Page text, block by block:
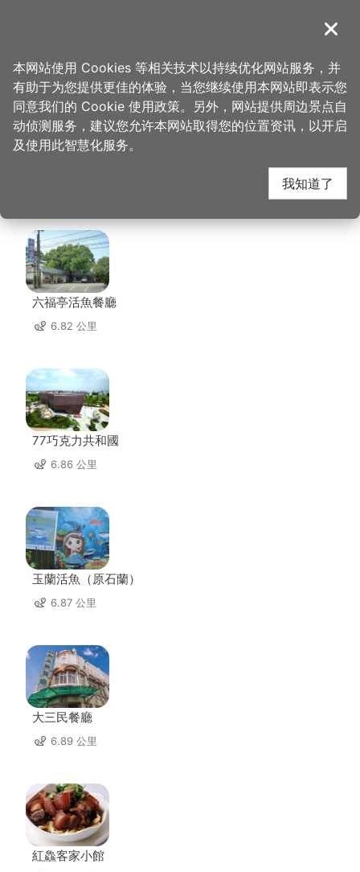
導覽
首页 > 想去的地方 > 美食、购物 > 大溪鹅庄客家餐馆
大溪鹅庄客家餐馆 周边
店家
六福亭活魚餐廳
6.82 公里
77巧克力共和國
6.86 公里
玉蘭活魚（原石蘭）
6.87 公里
大三民餐廳
6.89 公里
紅鱻客家小館
关闭
本网站使用 Cookies 等相关技术以持续优化网站服务，并
有助于为您提供更佳的体验，当您继续使用本网站即表示您
同意我们的 Cookie 使用政策。另外，网站提供周边景点自
动侦测服务，建议您允许本网站取得您的位置资讯，以开启
及使用此智慧化服务。
我知道了